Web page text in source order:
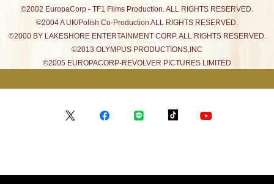
©2002 EuropaCorp - TF1 Films Production. ALL RIGHTS RESERVED.
©2004 A UK/Polish Co-Production ALL RIGHTS RESERVED.
©2000 BY LAKESHORE ENTERTAINMENT CORP. ALL RIGHTS RESERVED.
©2013 OLYMPUS PRODUCTIONS,INC
©2005 EUROPACORP-REVOLVER PICTURES LIMITED